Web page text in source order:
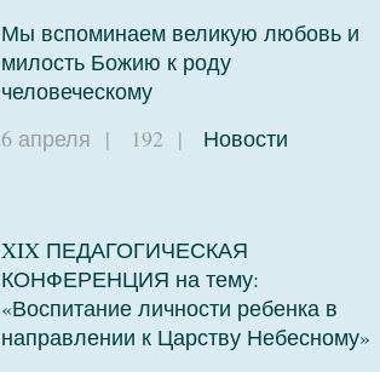
Мы вспоминаем великую любовь и
милость Божию к роду
человеческому
6 апреля | 192 | Новости
XIX ПЕДАГОГИЧЕСКАЯ
КОНФЕРЕНЦИЯ на тему:
«Воспитание личности ребенка в
направлении к Царству Небесному»